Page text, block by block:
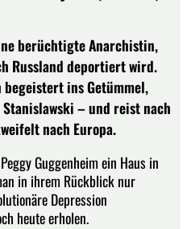
berüchtigte Anarchistin,
Russland deportiert wird.
ins Getümmel,
– und reist nach
nach Europa.
Guggenheim ein Haus in
in ihrem Rückblick nur
Depression
heute erholen.